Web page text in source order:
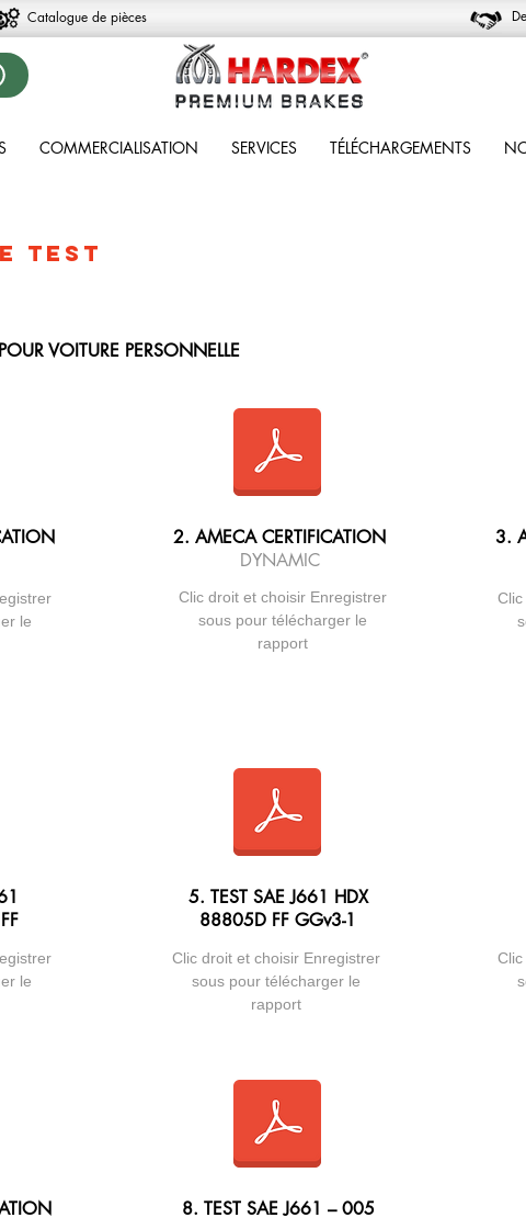
Catalogue de pièces
TEST
VOITURE PERSONNELLE
le
2. AMECA CERTIFICATION
DYNAMIC
Clic droit et choisir Enregistrer
sous pour télécharger le
rapport
3.
le
5. TEST SAE J661 HDX
88805D FF GGv3-1
Clic droit et choisir Enregistrer
sous pour télécharger le
rapport
8. TEST SAE J661 – 005
COMMERCIALISATION SERVICES TÉLÉCHARGEMENTS